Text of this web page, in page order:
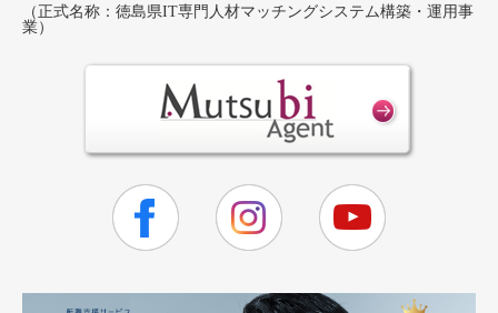
（正式名称：徳島県IT専門人材マッチングシステム構築・運用事
業）